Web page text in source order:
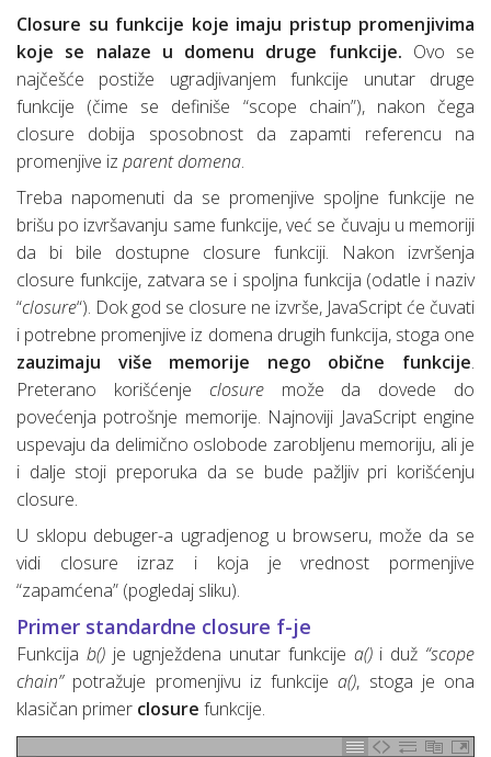
Closure su funkcije koje imaju pristup promenjivima
koje se nalaze u domenu druge funkcije. Ovo se
najčešće postiže ugradjivanjem funkcije unutar druge
funkcije (čime se definiše “scope chain”), nakon čega
closure dobija sposobnost da zapamti referencu na
promenjive iz parent domena.
Treba napomenuti da se promenjive spoljne funkcije ne
brišu po izvršavanju same funkcije, već se čuvaju u memoriji
da bi bile dostupne closure funkciji. Nakon izvršenja
closure funkcije, zatvara se i spoljna funkcija (odatle i naziv
“closure“). Dok god se closure ne izvrše, JavaScript će čuvati
i potrebne promenjive iz domena drugih funkcija, stoga one
zauzimaju više memorije nego obične funkcije.
Preterano korišćenje closuremože da dovede do
povećenja potrošnje memorije. Najnoviji JavaScript engine
uspevaju da delimično oslobode zarobljenu memoriju, ali je
i dalje stoji preporuka da se bude pažljiv pri korišćenju
closure.
U sklopu debuger-a ugradjenog u browseru, može da se
vidi closure izraz i koja je vrednost pormenjive
“zapamćena” (pogledaj sliku).
Primer standardne closure f-je
Funkcija b()je ugnježdena unutar funkcije a()i duž “scope
chain”potražuje promenjivu iz funkcijea(), stoga je ona
klasičan primer closure funkcije.